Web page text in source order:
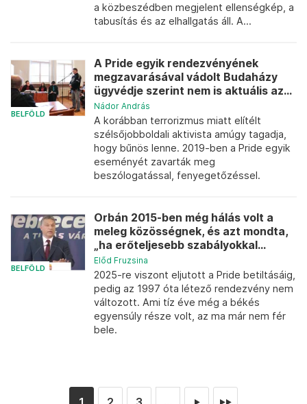
a közbeszédben megjelent ellenségkép, a
tabusítás és az elhallgatás áll. A...
BELFÖLD
A Pride egyik rendezvényének
megzavarásával vádolt Budaházy
ügyvédje szerint nem is aktuális az...
Nádor András
A korábban terrorizmus miatt elítélt
szélsőjobboldali aktivista amúgy tagadja,
hogy bűnös lenne. 2019-ben a Pride egyik
eseményét zavarták meg
beszólogatással, fenyegetőzéssel.
BELFÖLD
Orbán 2015-ben még hálás volt a
meleg közösségnek, és azt mondta,
„ha erőteljesebb szabályokkal...
Előd Fruzsina
2025-re viszont eljutott a Pride betiltásáig,
pedig az 1997 óta létező rendezvény nem
változott. Ami tíz éve még a békés
egyensúly része volt, az ma már nem fér
bele.
► ►►